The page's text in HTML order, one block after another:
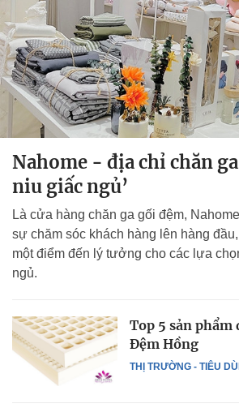
Nahome - địa chỉ chăn
niu giấc ngủ’
Là cửa hàng chăn ga gối đệm,
sự chăm sóc khách hàng lên hàng
một điểm đến lý tưởng cho các lựa
ngủ.
THỊ TRƯỜNG - TIÊU
Top 5 sản phẩm
Đệm Hồng